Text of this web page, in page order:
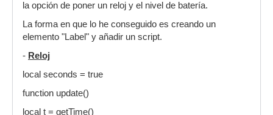
la opción de poner un reloj y el nivel de batería.
La forma en que lo he conseguido es creando un
elemento "Label" y añadir un script.
- Reloj
local seconds = true
function update()
local t = getTime()